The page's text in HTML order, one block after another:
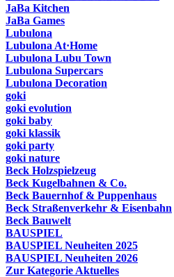
JaBa Kitchen
JaBa Games
Lubulona
Lubulona At·Home
Lubulona Lubu Town
Lubulona Supercars
Lubulona Decoration
goki
goki evolution
goki baby
goki klassik
goki party
goki nature
Beck Holzspielzeug
Beck Kugelbahnen & Co.
Beck Bauernhof & Puppenhaus
Beck Straßenverkehr & Eisenbahn
Beck Bauwelt
BAUSPIEL
BAUSPIEL Neuheiten 2025
BAUSPIEL Neuheiten 2026
Zur Kategorie Aktuelles